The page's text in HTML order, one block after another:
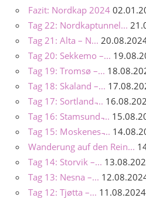
Fazit: Nordkap 2024
Tag 22: Nordkaptunnel...
Tag 21: Alta – N...
Tag 20: Sekkemo –...
Tag 19: Tromsø –...
Tag 18: Skaland –...
Tag 17: Sortland ̵...
Tag 16: Stamsund ̵...
Tag 15: Moskenes ̵...
Wanderung auf den Rein...
Tag 14: Storvik –...
Tag 13: Nesna –...
Tag 12: Tjøtta –... 11.08.2024